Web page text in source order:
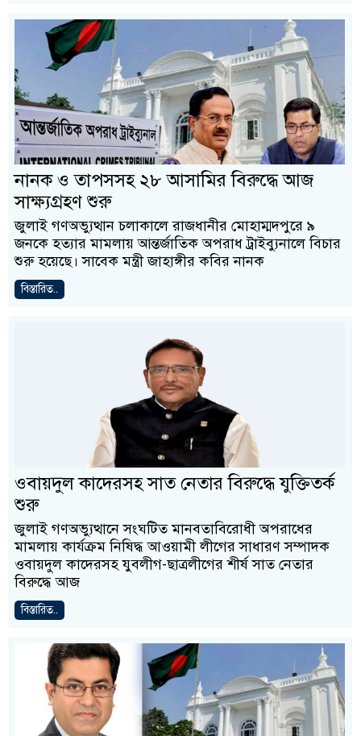
নানক ও তাপসসহ ২৮ আসামির বিরুদ্ধে আজ
সাক্ষ্যগ্রহণ শুরু
জুলাই গণঅভ্যুত্থান চলাকালে রাজধানীর মোহাম্মদপুরে ৯
জনকে হত্যার মামলায় আন্তর্জাতিক অপরাধ ট্রাইব্যুনালে বিচার
শুরু হয়েছে। সাবেক মন্ত্রী জাহাঙ্গীর কবির নানক
বিস্তারিত..
ওবায়দুল কাদেরসহ সাত নেতার বিরুদ্ধে যুক্তিতর্ক
শুরু
জুলাই গণঅভ্যুত্থানে সংঘটিত মানবতাবিরোধী অপরাধের
মামলায় কার্যক্রম নিষিদ্ধ আওয়ামী লীগের সাধারণ সম্পাদক
ওবায়দুল কাদেরসহ যুবলীগ-ছাত্রলীগের শীর্ষ সাত নেতার
বিরুদ্ধে আজ
বিস্তারিত..